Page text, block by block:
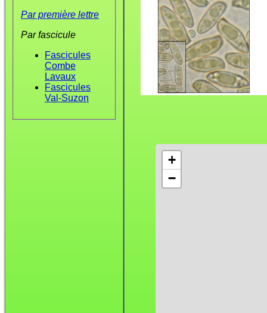
Par première lettre
Par fascicule
Fascicules
Combe
Lavaux
Fascicules
Val-Suzon
+
−